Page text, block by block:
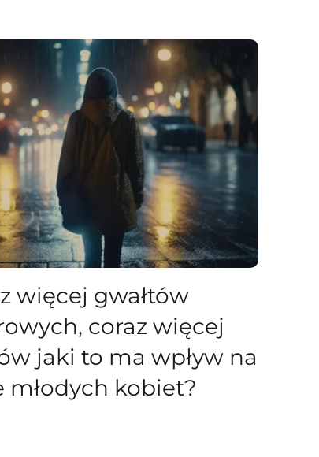
więcej gwałtów
coraz więcej
jaki to ma wpływ na
młodych kobiet?